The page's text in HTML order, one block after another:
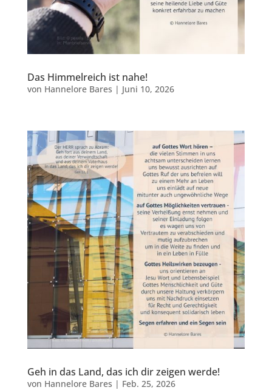
Das Himmelreich ist nahe!
von Hannelore Bares | Juni 10, 2026
Geh in das Land, das ich dir zeigen werde!
von Hannelore Bares | Feb. 25, 2026